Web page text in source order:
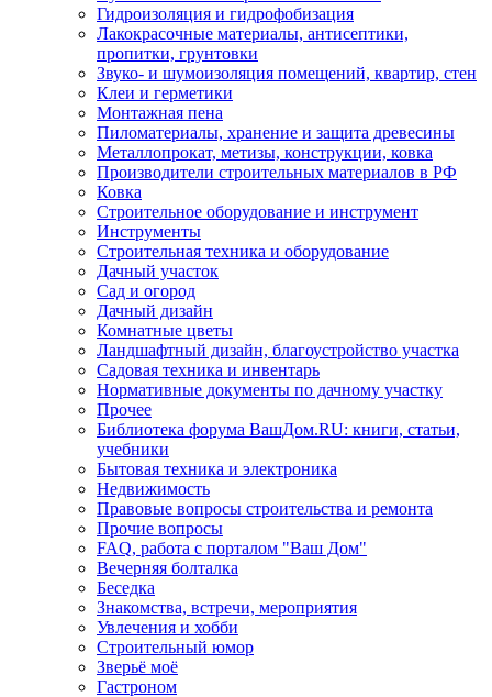
Гидроизоляция и гидрофобизация
Лакокрасочные материалы, антисептики,
пропитки, грунтовки
Звуко- и шумоизоляция помещений, квартир, стен
Клеи и герметики
Монтажная пена
Пиломатериалы, хранение и защита древесины
Металлопрокат, метизы, конструкции, ковка
Производители строительных материалов в РФ
Ковка
Строительное оборудование и инструмент
Инструменты
Строительная техника и оборудование
Дачный участок
Сад и огород
Дачный дизайн
Комнатные цветы
Ландшафтный дизайн, благоустройство участка
Садовая техника и инвентарь
Нормативные документы по дачному участку
Прочее
Библиотека форума ВашДом.RU: книги, статьи,
учебники
Бытовая техника и электроника
Недвижимость
Правовые вопросы строительства и ремонта
Прочие вопросы
FAQ, работа с порталом "Ваш Дом"
Вечерняя болталка
Беседка
Знакомства, встречи, мероприятия
Увлечения и хобби
Строительный юмор
Зверьё моё
Гастроном